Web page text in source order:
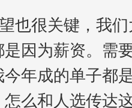
也很关键，我
因为薪资。需
年成的单子都
么和人选传达